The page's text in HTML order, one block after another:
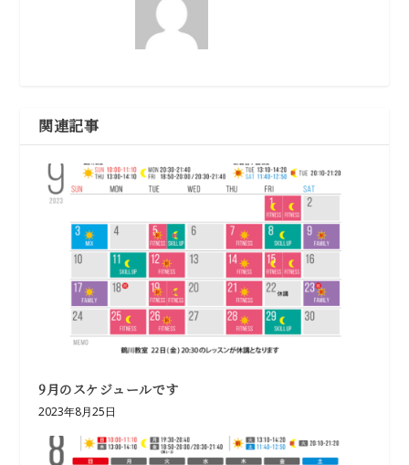
関連記事
9月のスケジュールです
2023年8月25日